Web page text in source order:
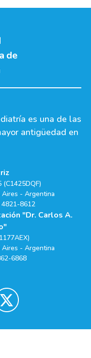
de
es una de las
antigüedad en
Aires - Argentina
8612
"Dr. Carlos A.
Aires - Argentina
6868